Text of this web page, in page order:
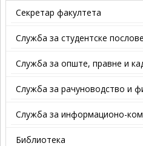
Секретар факултета
Служба за студентске послове
Службa зa oпштe, прaвнe и
Служба за рачуноводство и
Служба за информационо-
Библиотека